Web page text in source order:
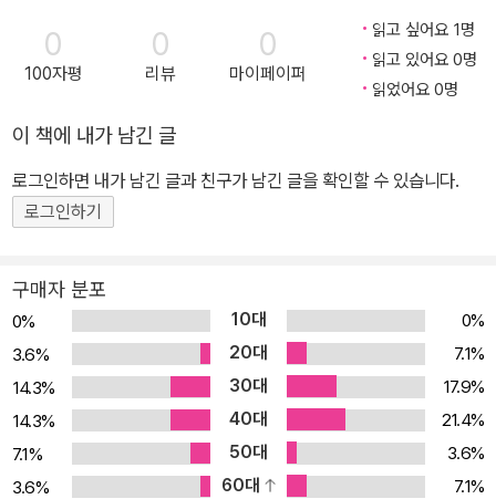
토리 라인, 웃음을 유발하는 농담들, 『유머 역사 대전』이라는 가상의
텍스트가 각각의 겹이다. 이야기는 한 코미디언의 의문사에서 시작된
다. 프랑스인에게 가장 사랑받는 연예인 1위, 다리우스가 분장실에서
흔적조차 없다. 유일한 단서는 그가 사망하기 직전 폭소를 터뜨렸다
는 것뿐. 경찰은 과로로 인한 돌연사로 단정 짓고 수사를 종결하지만,
그 죽음 뒤에 놓인 의문을 추적하는 두 사람이 있다. 프리랜서 기자 뤼
범을 찾아내기 위해 주변 인물들을 추적하다가 죽음에 이르게 하는
유머인 <살인 소담(殺人笑談)>에 대한 소문을 듣고, 특수한 목적을
갖고 농담을 생산해 유포하는 비밀 결사의 존재를 알게 된다. 두 기자
는 갖가지 모험과 위기를 헤쳐 나가며, 코미디언 다리우스의 실체, 웃
음 산업과 유머를 둘러싼 음모, 그리고 역사의 배후에 감춰져 있던 거
대한 비밀 조직에 다가간다. 전편에 흐르는 유머와 풍자 세계사까지
비트는 야심 찬 패러디 수시로 발췌 인용되는 가상의 텍스트 『유머 역
0
100자평
0
리뷰
0
마이페이퍼
읽고 싶어요 1명
읽고 있어요 0명
읽었어요 0명
이 책에 내가 남긴 글
로그인하면 내가 남긴 글과 친구가 남긴 글을 확인할 수 있습니다.
로그인하기
구매자 분포
0% 10대
0%
3.6%
20대
7.1%
14.3%
30대
17.9%
14.3%
40대
21.4%
7.1%
50대
3.6%
3.6%
60대
7.1%